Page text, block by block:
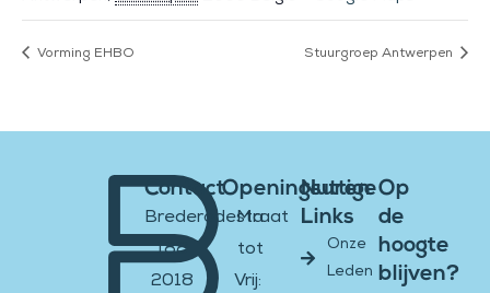
Vorming EHBO Stuurgroep Antwerpen
Contact
Brederodestraat
188
2018
Openingsuren
Ma
tot
Vrij:
Nuttige
Links
Onze
Leden
Op
de
hoogte
blijven?